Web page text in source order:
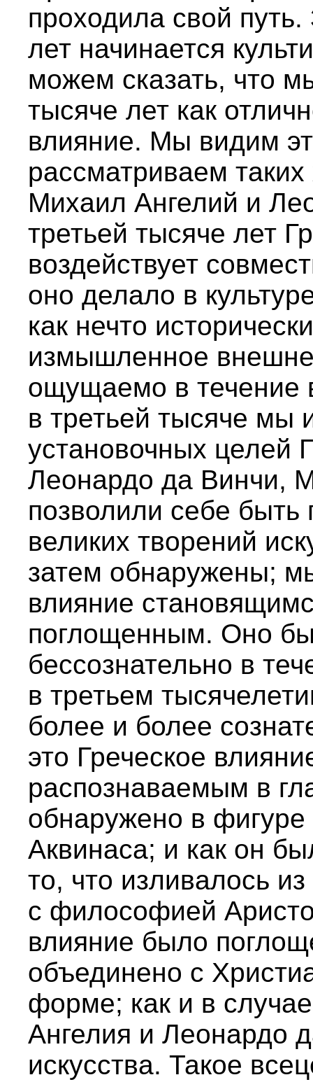
проходила свой
лет начинается
можем сказать, что
тысяче лет как
влияние. Мы видим
рассматриваем
Михаил Ангелий и
третьей тысяче лет
воздействует
оно делало в
как нечто
измышленное
ощущаемо в течение
в третьей тысяче мы
установочных целей
Леонардо да Винчи,
позволили себе
великих творений
затем обнаружены;
влияние
поглощенным. Оно
бессознательно в
в третьем
более и более
это Греческое
распознаваемым в
обнаружено в
Аквинаса; и как он
то, что изливалось
с философией
влияние было
объединено с
форме; как и в
Ангелия и Леонардо
искусства. Такое